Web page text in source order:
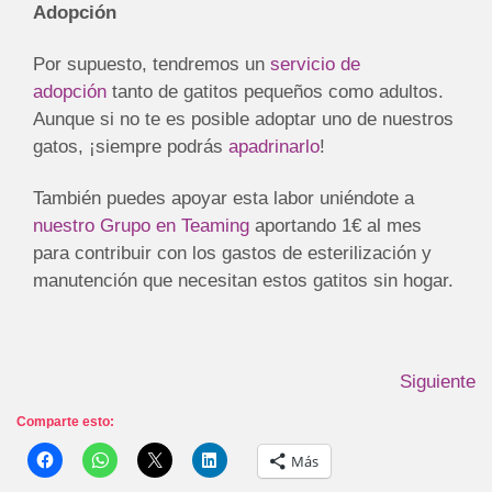
Adopción
Por supuesto, tendremos unservicio de
adopción tanto de gatitos pequeños como adultos.
Aunque si no te es posible adoptar uno de nuestros
gatos, ¡siempre podrás apadrinarlo!
También puedes apoyar esta labor uniéndote a
nuestro Grupo en Teaming aportando 1€ al mes
para contribuir con los gastos de esterilización y
manutención que necesitan estos gatitos sin hogar.
Siguiente
Comparte esto:
Más